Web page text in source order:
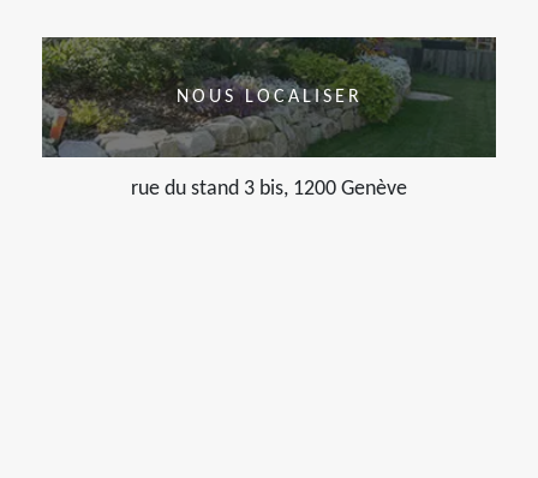
NOUS LOCALISER
rue du stand 3 bis, 1200 Genève